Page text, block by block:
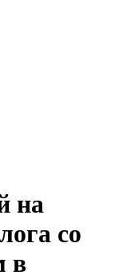
на
со
в